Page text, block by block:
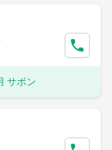
サボン